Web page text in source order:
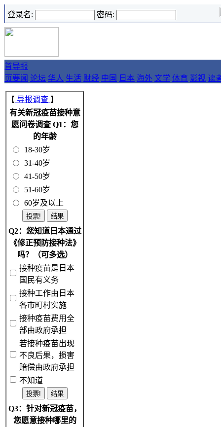
登录名: 密码:
首
页
导报
要闻 论坛 华人 生活 财经 中国 日本 海外 文学 体育 影视 读
【 导报调查 】
有关新冠疫苗接种意
愿问卷调查 Q1：您
的年龄
18-30岁
31-40岁
41-50岁
51-60岁
60岁及以上
Q2：您知道日本通过
《修正预防接种法》
吗？（可多选）
接种疫苗是日本
国民有义务
接种工作由日本
各市町村实施
接种疫苗费用全
部由政府承担
若接种疫苗出现
不良后果，损害
赔偿由政府承担
不知道
Q3：针对新冠疫苗，
您愿意接种哪里的